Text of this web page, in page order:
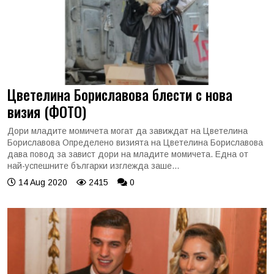
Цветелина Бориславова блести с нова
визия (ФОТО)
Дори младите момичета могат да завиждат на Цветелина
Бориславова Определено визията на Цветелина Бориславова
дава повод за завист дори на младите момичета. Една от
най-успешните българки изглежда заше...
14 Aug 2020
2415 0